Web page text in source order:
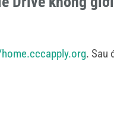
. Sau